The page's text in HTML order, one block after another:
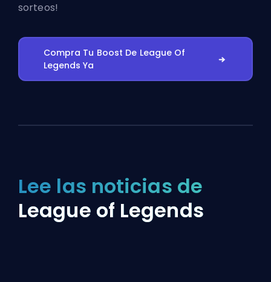
sorteos!
Compra Tu Boost De League Of
Legends Ya
Lee las noticias de
League of Legends